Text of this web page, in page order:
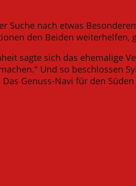
Suche nach etwas
den Beiden weiterhelfen,
sagte sich das ehemalige
Und so beschlossen
Genuss-Navi für den